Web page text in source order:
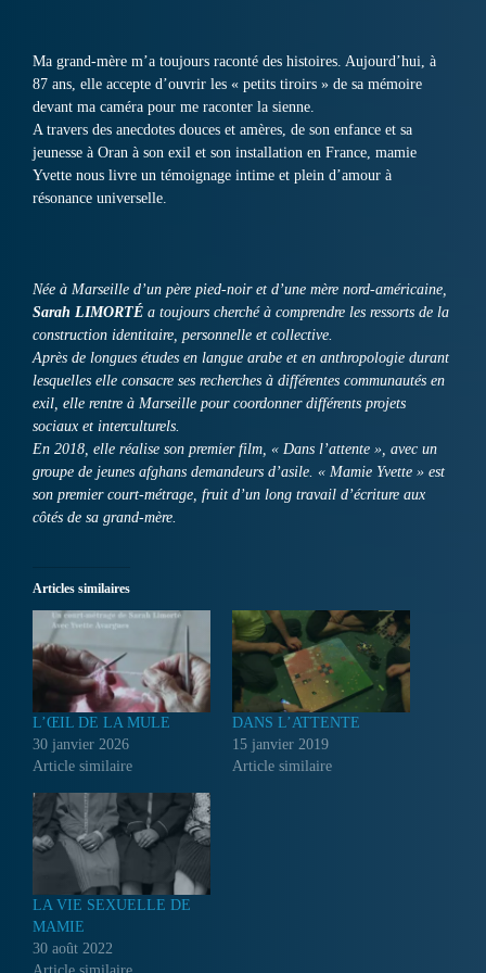
Ma grand-mère m’a toujours raconté des histoires. Aujourd’hui, à
87 ans, elle accepte d’ouvrir les « petits tiroirs » de sa mémoire
devant ma caméra pour me raconter la sienne.
A travers des anecdotes douces et amères, de son enfance et sa
jeunesse à Oran à son exil et son installation en France, mamie
Yvette nous livre un témoignage intime et plein d’amour à
résonance universelle.
Née à Marseille d’un père pied-noir et d’une mère nord-américaine,
Sarah LIMORTÉ a toujours cherché à comprendre les ressorts de la
construction identitaire, personnelle et collective.
Après de longues études en langue arabe et en anthropologie durant
lesquelles elle consacre ses recherches à différentes communautés en
exil, elle rentre à Marseille pour coordonner différents projets
sociaux et interculturels.
En 2018, elle réalise son premier film, « Dans l’attente », avec un
groupe de jeunes afghans demandeurs d’asile. « Mamie Yvette » est
son premier court-métrage, fruit d’un long travail d’écriture aux
côtés de sa grand-mère.
Articles similaires
L’ŒIL DE LA MULE
30 janvier 2026
Article similaire
DANS L’ATTENTE
15 janvier 2019
Article similaire
LA VIE SEXUELLE DE
MAMIE
30 août 2022